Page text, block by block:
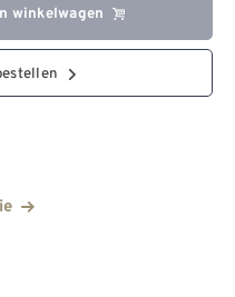
winkelwagen